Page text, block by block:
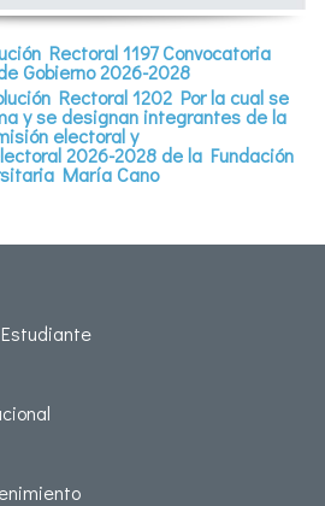
Rectoral 1197 Convocatoria
Gobierno 2026-2028
Rectoral 1202 Por la cual se
y se designan integrantes de la
electoral y
2026-2028 de la Fundación
María Cano